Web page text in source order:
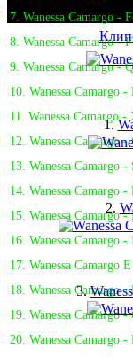
7. Wanessa Camargo -
8. Wanessa Camargo -
9. Wanessa Camargo -
10. Wanessa Camargo
11. Wanessa Camargo -
12. Wanessa Camargo
13. Wanessa Camargo -
14. Wanessa Camargo
15. Wanessa Camargo
16. Wanessa Camargo -
17. Wanessa Camargo
18. Wanessa Camargo -
19. Wanessa Camargo
20. Wanessa Camargo
1.
2.
3.